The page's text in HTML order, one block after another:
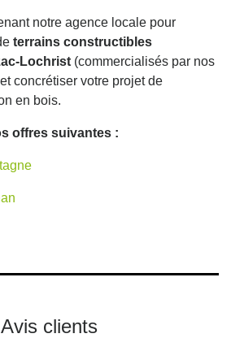
notre agence locale pour
terrains constructibles
Lochrist (commercialisés par nos
concrétiser votre projet de
en bois.
offres suivantes :
Avis clients